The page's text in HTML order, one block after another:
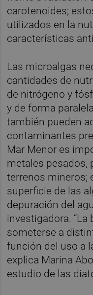
carotenoides;
utilizados en la
características
Las microalgas
cantidades de
de nitrógeno y
y de forma
también pueden
contaminantes
Mar Menor es
metales pesados,
terrenos mineros;
superficie de las
depuración del
investigadora.
someterse a
función del uso a
explica Marina
estudio de las